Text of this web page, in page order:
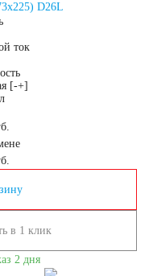
D26L
ток
[-+]
в 1 клик
2 дня